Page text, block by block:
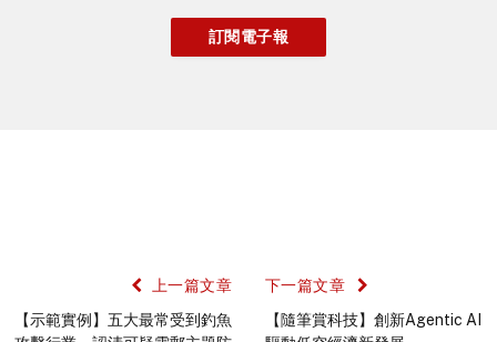
上一篇文章
【示範實例】五大最常受到釣魚
下一篇文章
【隨筆賞科技】創新Agentic AI